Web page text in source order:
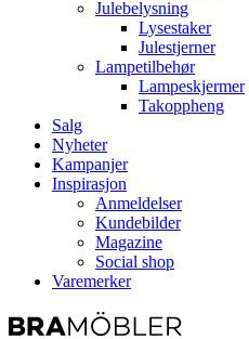
Julebelysning
Lysestaker
Julestjerner
Lampetilbehør
Lampeskjermer
Takoppheng
Salg
Nyheter
Kampanjer
Inspirasjon
Anmeldelser
Kundebilder
Magazine
Social shop
Varemerker